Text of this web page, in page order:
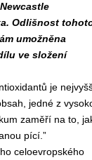
Odlišnost
umožněna
ve složení
je
jedné z
zaměří na to,
pící.”
celoevropského